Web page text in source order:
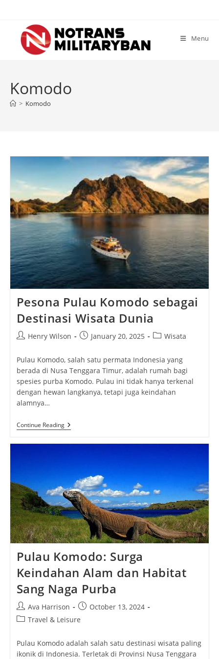
content
Menu
Komodo
> Komodo
Pesona Pulau Komodo sebagai
Destinasi Wisata Dunia
PostHenry Wilson
PostJanuary 20, 2025
PostWisata
Pulau Komodo, salah satu permata Indonesia yang
berada di Nusa Tenggara Timur, adalah rumah bagi
spesies purba Komodo. Pulau ini tidak hanya terkenal
dengan hewan langkanya, tetapi juga keindahan
alamnya…
Continue ReadingPesona
Pulau
Pulau Komodo: Surga
Keindahan Alam dan Habitat
Sang Naga Purba
Post
author:
Ava Harrison
Post
published:
October 13, 2024
PostTravel & Leisure
Pulau Komodo adalah salah satu destinasi wisata paling
ikonik di Indonesia. Terletak di Provinsi Nusa Tenggara